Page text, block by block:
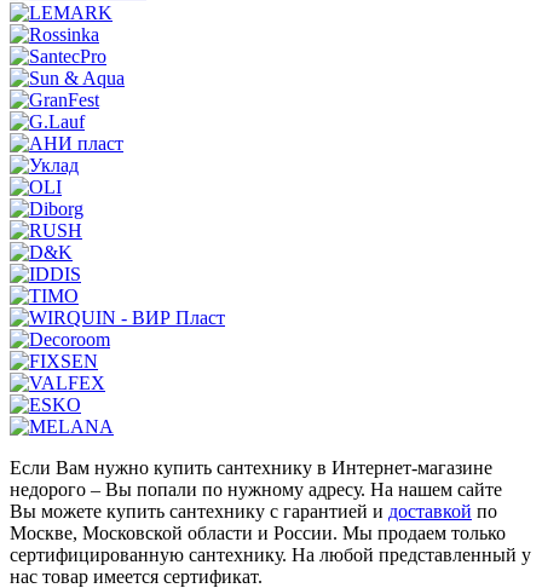
Если Вам нужно купить сантехнику в Интернет-магазине
недорого – Вы попали по нужному адресу. На нашем сайте
Вы можете купить сантехнику с гарантией и доставкой по
Москве, Московской области и России. Мы продаем только
сертифицированную сантехнику. На любой представленный у
нас товар имеется сертификат.